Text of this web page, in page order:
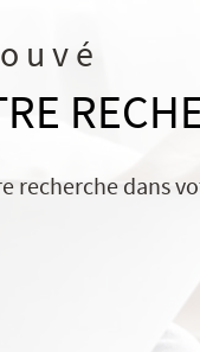
recherche dans